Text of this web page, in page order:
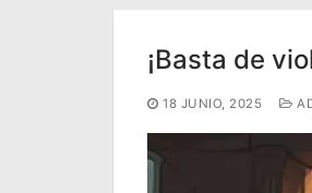
¡Basta de
18 JUNIO, 2025